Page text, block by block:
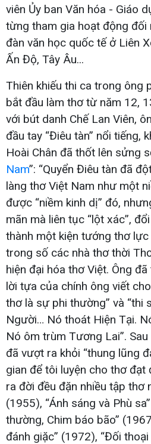
viên Ủy ban Văn hóa - Giáo
từng tham gia hoạt động đối
đàn văn học quốc tế ở Liên
Ấn Độ, Tây Âu...
Thiên khiếu thi ca trong ông
bắt đầu làm thơ từ năm 12,
với bút danh Chế Lan Viên,
đầu tay “Điêu tàn” nổi tiếng,
Hoài Chân đã thốt lên sửng
Nam”: “Quyển Điêu tàn đã
làng thơ Việt Nam như một
được “niềm kinh dị” đó,
mãn mà liên tục “lột xác”,
thành một kiện tướng thơ
trong số các nhà thơ thời
hiện đại hóa thơ Việt. Ông
lời tựa của chính ông viết
thơ là sự phi thường” và “thi
Người… Nó thoát Hiện Tại.
Nó ôm trùm Tương Lai”.
đã vượt ra khỏi “thung lũng
gian để tôi luyện cho thơ đạt
ra đời đều đặn nhiều tập thơ
(1955), “Ánh sáng và Phù
thường, Chim báo bão”
đánh giặc” (1972), “Đối